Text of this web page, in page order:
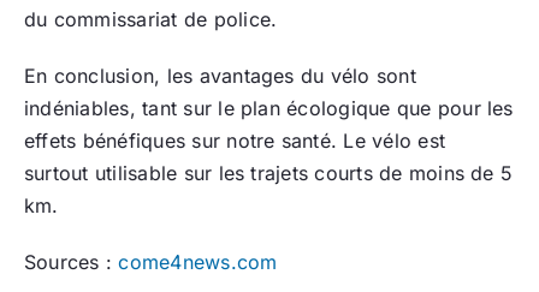
du commissariat de police.
En conclusion, les avantages du vélo sont
indéniables, tant sur le plan écologique que pour les
effets bénéfiques sur notre santé. Le vélo est
surtout utilisable sur les trajets courts de moins de 5
km.
Sources :come4news.com